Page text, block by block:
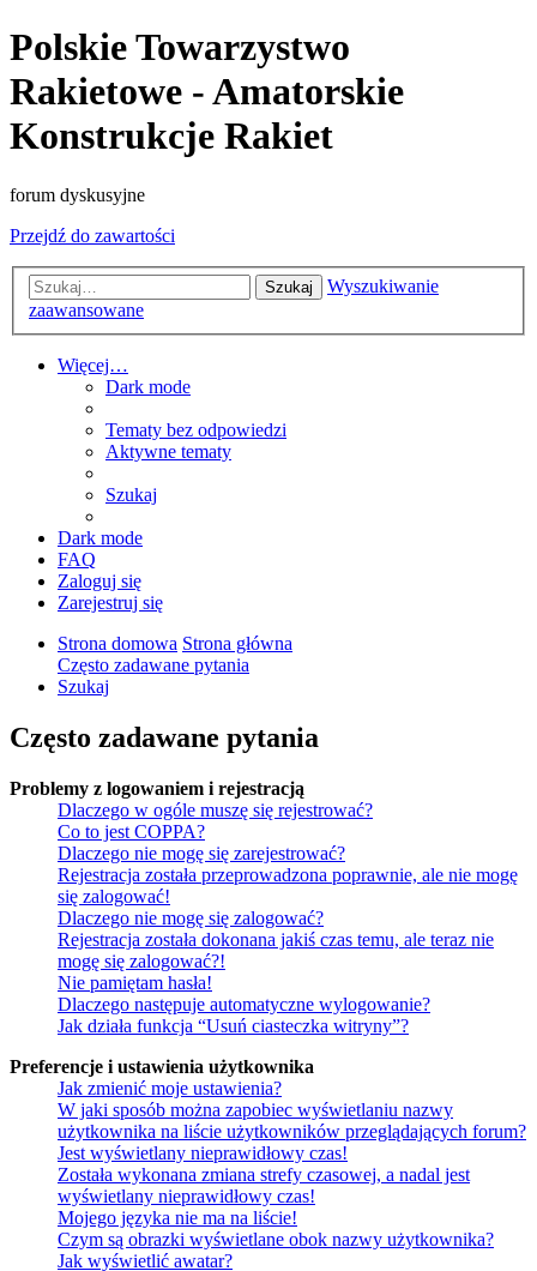
Polskie Towarzystwo
Rakietowe - Amatorskie
Konstrukcje Rakiet
forum dyskusyjne
Przejdź do zawartości
Szukaj
Wyszukiwanie
zaawansowane
Więcej…
Dark mode
Tematy bez odpowiedzi
Aktywne tematy
Szukaj
Dark mode
FAQ
Zaloguj się
Zarejestruj się
Strona domowa Strona główna
Często zadawane pytania
Szukaj
Często zadawane pytania
Problemy z logowaniem i rejestracją
Dlaczego w ogóle muszę się rejestrować?
Co to jest COPPA?
Dlaczego nie mogę się zarejestrować?
Rejestracja została przeprowadzona poprawnie, ale nie mogę
się zalogować!
Dlaczego nie mogę się zalogować?
Rejestracja została dokonana jakiś czas temu, ale teraz nie
mogę się zalogować?!
Nie pamiętam hasła!
Dlaczego następuje automatyczne wylogowanie?
Jak działa funkcja “Usuń ciasteczka witryny”?
Preferencje i ustawienia użytkownika
Jak zmienić moje ustawienia?
W jaki sposób można zapobiec wyświetlaniu nazwy
użytkownika na liście użytkowników przeglądających forum?
Jest wyświetlany nieprawidłowy czas!
Została wykonana zmiana strefy czasowej, a nadal jest
wyświetlany nieprawidłowy czas!
Mojego języka nie ma na liście!
Czym są obrazki wyświetlane obok nazwy użytkownika?
Jak wyświetlić awatar?